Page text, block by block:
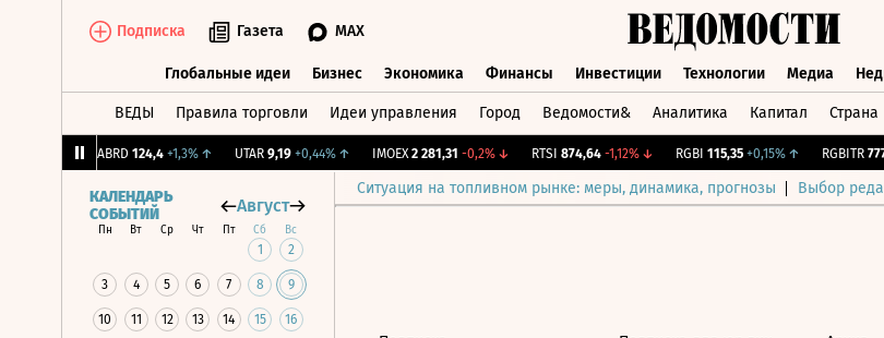
Подписка Газета MAX
Глобальные идеи Бизнес Экономика Финансы Инвестиции Технологии Медиа
ВЕДЫ Правила торговли Идеи управления Город Ведомости& Аналитика Капитал Страна
ABRD 124,4 +1,3%↑ UTAR 9,19 +0,44%↑ IMOEX 2 281,31 -0,2%↓ RTSI 874,64 -1,12%↓ RGBI 115,35 +0,15%↑ RGBITR
Ситуация на топливном рынке: меры, динамика, прогнозы Выбор
КАЛЕНДАРЬ
СОБЫТИЙ
Август
Пн Вт Ср Чт Пт Сб Вс
1 2
3 4 5 6 7 8 9
10 11 12 13 14 15 16